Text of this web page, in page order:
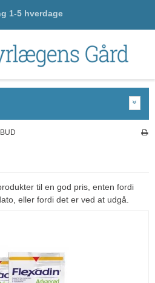
1-5 hverdage
til en god pris, enten fordi
eller fordi det er ved at udgå.